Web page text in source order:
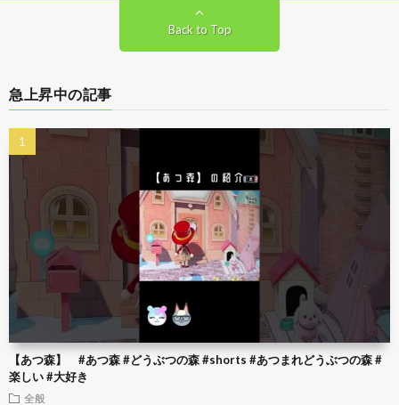
Back to Top
急上昇中の記事
【あつ森】 #あつ森 #どうぶつの森 #shorts #あつまれどうぶつの森 #
楽しい #大好き
全般